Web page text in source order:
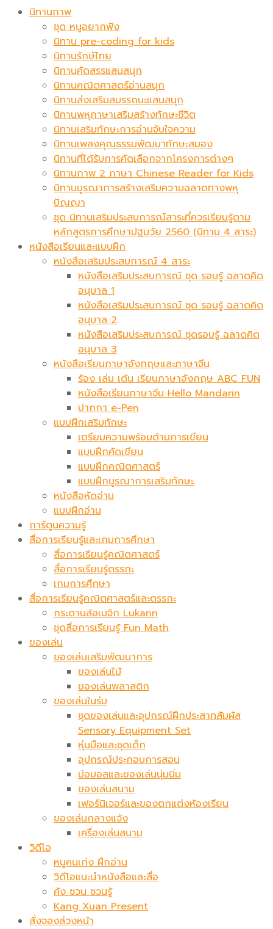
นิทานภาพ
ชุด หนูอยากฟัง
นิทาน pre-coding for kids
นิทานรักษ์ไทย
นิทานคัดสรรแสนสนุก
นิทานคณิตศาสตร์อ่านสนุก
นิทานส่งเสริมสมรรถนะแสนสนุก
นิทานพหุภาษาเสริมสร้างทักษะชีวิต
นิทานเสริมทักษะการอ่านจับใจความ
นิทานเพลงคุณธรรมพัฒนาทักษะสมอง
นิทานที่ได้รับการคัดเลือกจากโครงการต่างๆ
นิทานภาพ 2 ภาษา Chinese Reader for Kids
นิทานบูรณาการสร้างเสริมความฉลาดทางพหุ
ปัญญา
ชุด นิทานเสริมประสบการณ์สาระที่ควรเรียนรู้ตาม
หลักสูตรการศึกษาปฐมวัย 2560 (นิทาน 4 สาระ)
หนังสือเรียนและแบบฝึก
หนังสือเสริมประสบการณ์ 4 สาระ
หนังสือเสริมประสบการณ์ ชุด รอบรู้ ฉลาดคิด
อนุบาล 1
หนังสือเสริมประสบการณ์ ชุด รอบรู้ ฉลาดคิด
อนุบาล 2
หนังสือเสริมประสบการณ์ ชุดรอบรู้ ฉลาดคิด
อนุบาล 3
หนังสือเรียนภาษาอังกฤษและภาษาจีน
ร้อง เล่น เต้น เรียนภาษาอังกฤษ ABC FUN
หนังสือเรียนภาษาจีน Hello Mandarin
ปากกา e-Pen
แบบฝึกเสริมทักษะ
เตรียมความพร้อมด้านการเขียน
แบบฝึกคัดเขียน
แบบฝึกคณิตศาสตร์
แบบฝึกบูรณาการเสริมทักษะ
หนังสือหัดอ่าน
แบบฝึกอ่าน
การ์ตูนความรู้
สื่อการเรียนรู้และเกมการศึกษา
สื่อการเรียนรู้คณิตศาสตร์
สื่อการเรียนรู้ตรรกะ
เกมการศึกษา
สื่อการเรียนรู้คณิตศาสตร์และตรรกะ
กระดานล้อเมจิก​ Lukann
ชุดสื่อการเรียนรู้ Fun Math
ของเล่น
ของเล่นเสริมพัฒนาการ
ของเล่นไม้
ของเล่นพลาสติก
ของเล่นในร่ม
ชุดของเล่นและอุปกรณ์ฝึกประสาทสัมผัส
Sensory Equipment Set
หุ่นมือและชุดเด็ก
อุปกรณ์ประกอบการสอน
บ่อบอลและของเล่นนุ่มนิ่ม
ของเล่นสนาม
เฟอร์นิเจอร์และของตกแต่งห้องเรียน
ของเล่นกลางแจ้ง
เครื่องเล่นสนาม
วิดีโอ
หนูคนเก่ง ฝึกอ่าน
วิดีโอแนะนำหนังสือและสื่อ
คัง ซวน ชวนรู้
Kang Xuan Present
สั่งจองล่วงหน้า